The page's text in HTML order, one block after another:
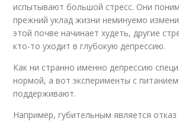
испытывают большой стресс. Они
прежний уклад жизни неминуемо
этой почве начинает худеть, другие
кто-то уходит в глубокую депрессию.
Как ни странно именно депрессию
нормой, а вот эксперименты с
поддерживают.
Например, губительным является